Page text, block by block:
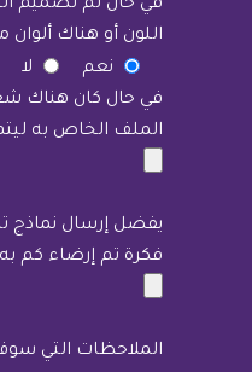
في حال تم تصميم
اللون أو هناك
نعم
لا
في حال كان هناك
الملف الخاص به
يفضل إرسال نماذج
فكرة تم إرضاء كم
الملاحظات التي